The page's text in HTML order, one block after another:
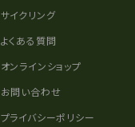
サイクリング
よくある質問
オンラインショップ
お問い合わせ
プライバシーポリシー